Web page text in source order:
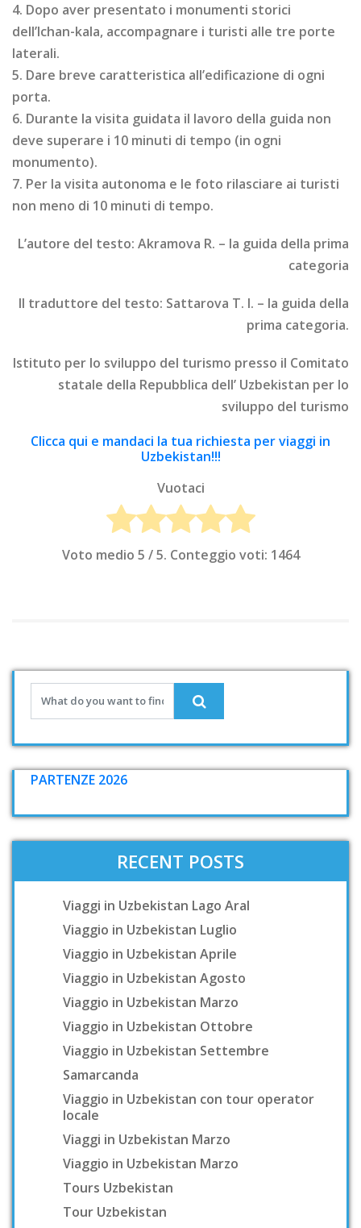
4. Dopo aver presentato i monumenti storici
dell’Ichan-kala, accompagnare i turisti alle tre porte
laterali.
5. Dare breve caratteristica all’edificazione di ogni
porta.
6. Durante la visita guidata il lavoro della guida non
deve superare i 10 minuti di tempo (in ogni
monumento).
7. Per la visita autonoma e le foto rilasciare ai turisti
non meno di 10 minuti di tempo.
L’autore del testo: Akramova R. – la guida della prima
categoria
Il traduttore del testo: Sattarova T. I. – la guida della
prima categoria.
Istituto per lo sviluppo del turismo presso il Comitato
statale della Repubblica dell’ Uzbekistan per lo
sviluppo del turismo
Clicca qui e mandaci la tua richiesta per viaggi in
Uzbekistan!!!
Vuotaci
Voto medio 5 / 5. Conteggio voti: 1464
PARTENZE 2026
RECENT POSTS
Viaggi in Uzbekistan Lago Aral
Viaggio in Uzbekistan Luglio
Viaggio in Uzbekistan Aprile
Viaggio in Uzbekistan Agosto
Viaggio in Uzbekistan Marzo
Viaggio in Uzbekistan Ottobre
Viaggio in Uzbekistan Settembre
Samarcanda
Viaggio in Uzbekistan con tour operator
locale
Viaggi in Uzbekistan Marzo
Viaggio in Uzbekistan Marzo
Tours Uzbekistan
Tour Uzbekistan